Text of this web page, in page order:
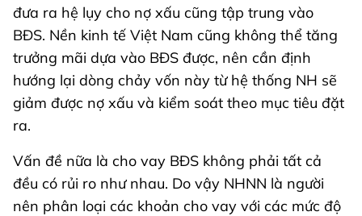
đưa ra hệ lụy cho nợ xấu cũng tập trung vào
BĐS. Nền kinh tế Việt Nam cũng không thể tăng
trưởng mãi dựa vào BĐS được, nên cần định
hướng lại dòng chảy vốn này từ hệ thống NH sẽ
giảm được nợ xấu và kiểm soát theo mục tiêu đặt
ra.
Vấn đề nữa là cho vay BĐS không phải tất cả
đều có rủi ro như nhau. Do vậy NHNN là người
nên phân loại các khoản cho vay với các mức độ